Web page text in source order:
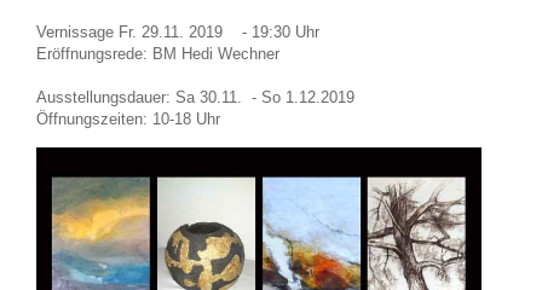
Vernissage Fr. 29.11. 2019 - 19:30 Uhr
Eröffnungsrede: BM Hedi Wechner
Ausstellungsdauer: Sa 30.11. - So 1.12.2019
Öffnungszeiten: 10-18 Uhr